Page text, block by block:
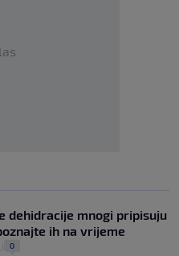
dehidracije mnogi pripisuju
ih na vrijeme
0